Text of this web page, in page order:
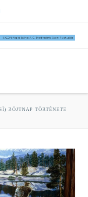
BÖJTNAP TÖRTÉNETE